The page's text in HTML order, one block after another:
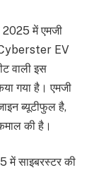
2025 में एमजी
Cyberster EV
वाली इस
गया है। एमजी
ब्यूटीफुल है,
की है।
में साइबरस्टर की